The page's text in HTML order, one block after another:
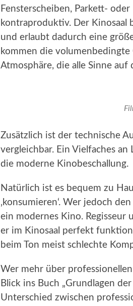
Fensterscheiben, Parkett-
kontraproduktiv. Der Kinosaal
und erlaubt dadurch eine
kommen die
Atmosphäre, die alle Sinne
Zusätzlich ist der technische
vergleichbar. Ein Vielfaches
die moderne Kinobeschallung.
Natürlich ist es bequem zu
‚konsumieren‘. Wer jedoch
ein modernes Kino. Regisseur
er im Kinosaal perfekt
beim Ton meist schlechte
Wer mehr über
Blick ins Buch „Grundlagen
Unterschied zwischen